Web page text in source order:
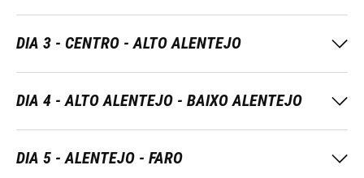
DIA 3 - CENTRO - ALTO ALENTEJO
DIA 4 - ALTO ALENTEJO - BAIXO ALENTEJO
DIA 5 - ALENTEJO - FARO